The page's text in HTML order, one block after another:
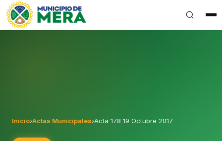
Gobierno Autónomo Descentralizado Municipal del
Inicio›Actas Municipales›Acta 178 19 Octubre 2017